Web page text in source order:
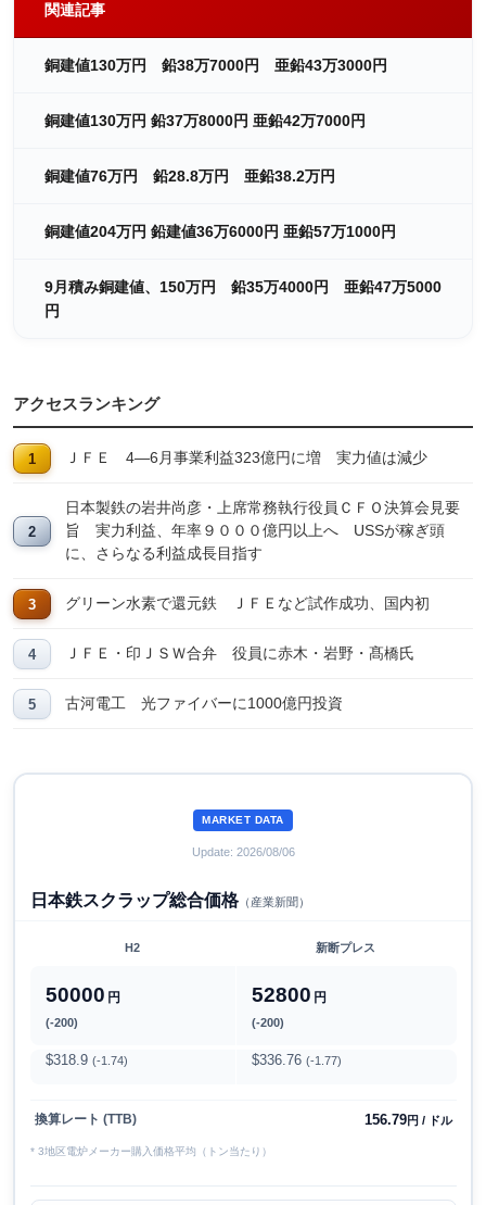
関連記事
銅建値130万円 鉛38万7000円 亜鉛43万3000円
銅建値130万円 鉛37万8000円 亜鉛42万7000円
銅建値76万円 鉛28.8万円 亜鉛38.2万円
銅建値204万円 鉛建値36万6000円 亜鉛57万1000円
9月積み銅建値、150万円 鉛35万4000円 亜鉛47万5000
円
アクセスランキング
ＪＦＥ 4―6月事業利益323億円に増 実力値は減少
日本製鉄の岩井尚彦・上席常務執行役員ＣＦＯ決算会見要
旨 実力利益、年率９０００億円以上へ USSが稼ぎ頭
に、さらなる利益成長目指す
グリーン水素で還元鉄 ＪＦＥなど試作成功、国内初
ＪＦＥ・印ＪＳＷ合弁 役員に赤木・岩野・髙橋氏
古河電工 光ファイバーに1000億円投資
MARKET DATA
Update: 2026/08/06
日本鉄スクラップ総合価格（産業新聞）
H2 新断プレス
50000 円
(-200)
52800 円
(-200)
$318.9 (-1.74) $336.76 (-1.77)
換算レート (TTB) 156.79円 / ドル
* 3地区電炉メーカー購入価格平均（トン当たり）